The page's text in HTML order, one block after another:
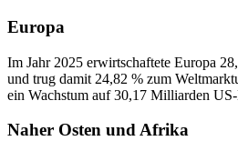
Europa
Im Jahr 2025 erwirtschaftete Europa
und trug damit 24,82 % zum
ein Wachstum auf 30,17 Milliarden
Naher Osten und Afrika